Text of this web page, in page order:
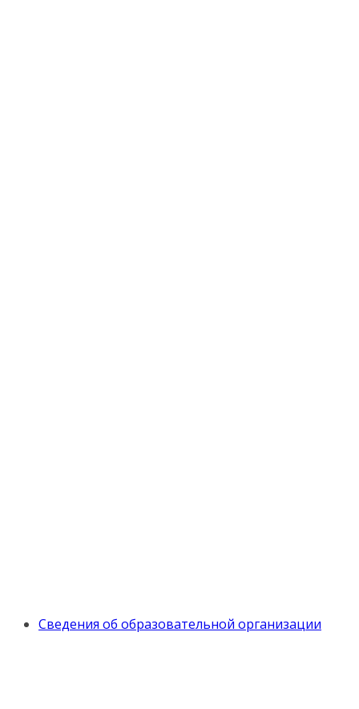
Сведения об образовательной организации